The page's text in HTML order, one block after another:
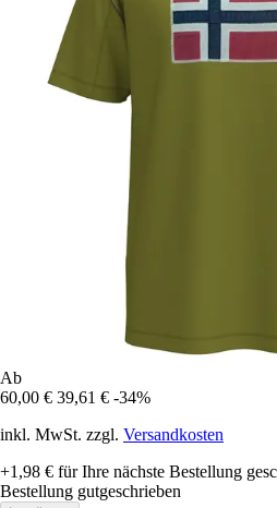
Ab
60,00 € 39,61 € -34%
inkl. MwSt. zzgl. Versandkosten
+1,98 € für Ihre nächste Bestellung
Bestellung gutgeschrieben